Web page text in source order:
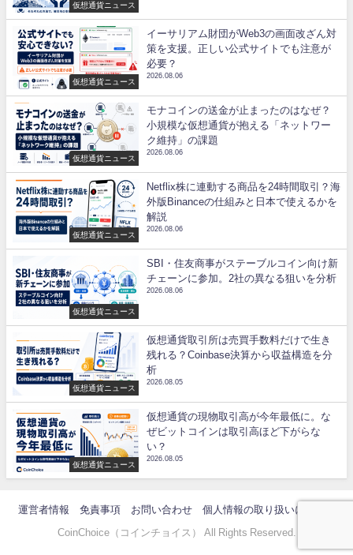
仮想通貨ニュース
仮想通貨ニュース
イーサリアム財団がWeb3の画面改ざん対
策を支援。正しい公式サイトでも注意が
必要？
2026.08.06
仮想通貨ニュース
モナコインの送金が止まったのはなぜ？
小規模な仮想通貨が抱える「ネットワー
ク維持」の課題
2026.08.06
仮想通貨ニュース
Netflix株に連動する商品を24時間取引？海
外版Binanceの仕組みと日本で使えるかを
解説
2026.08.06
仮想通貨ニュース
SBI・住友商事がステーブルコイン向け新
チェーンに参加。2社の異なる狙いを分析
2026.08.06
仮想通貨ニュース
仮想通貨取引所は売買手数料だけで生き
残れる？Coinbase決算から収益構造を分
析
2026.08.05
仮想通貨ニュース
仮想通貨の現物取引高が今年最低に。な
ぜビットコインは取引高ほど下がらな
い？
2026.08.05
運営者情報 免責事項 お問い合わせ 個人情報の取り扱いについて
CoinChoice（コインチョイス） All Rights Reserved.